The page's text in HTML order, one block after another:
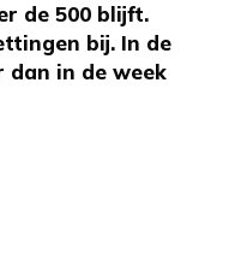
de 500 blijft.
bij. In de
dan in de week